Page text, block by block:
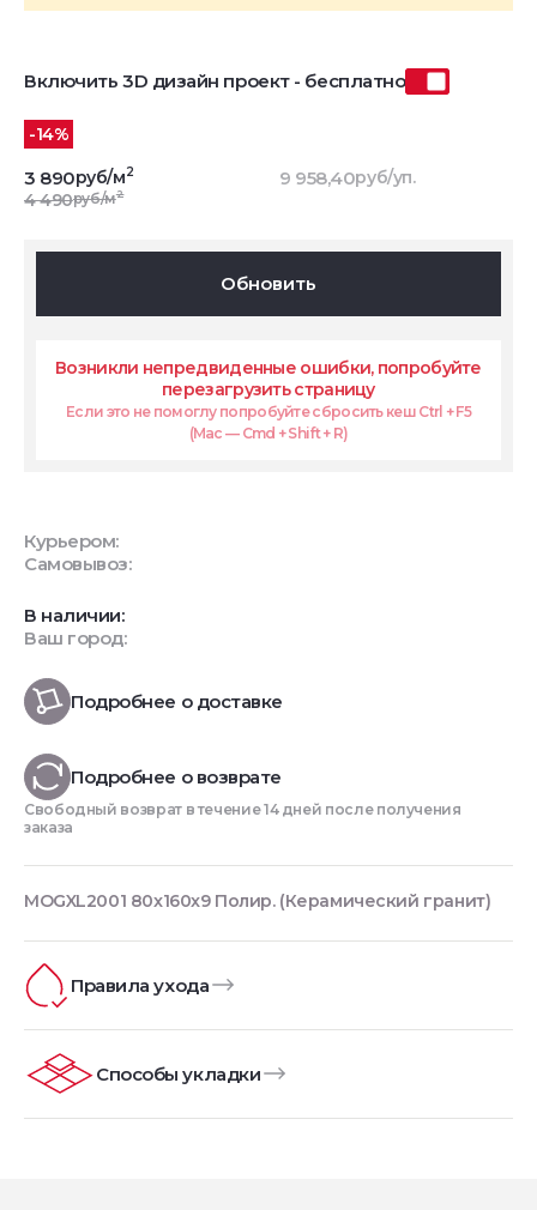
Включить 3D дизайн проект - бесплатно
-14%
3 890руб/м2
4 490руб/м2
9 958,40руб/уп.
Обновить
Возникли непредвиденные ошибки, попробуйте
перезагрузить страницу
Если это не помоглу попробуйте сбросить кеш Ctrl + F5
(Mac — Cmd + Shift + R)
Курьером:
Самовывоз:
В наличии:
Ваш город:
Подробнее о доставке
Подробнее о возврате
Свободный возврат в течение 14 дней после получения
заказа
MOGXL2001 80x160x9 Полир. (Керамический гранит)
Правила ухода
Способы укладки